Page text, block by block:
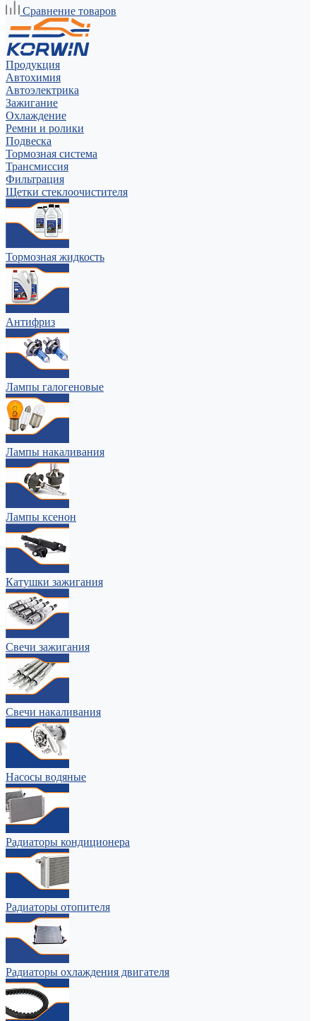
Сравнение товаров
Продукция
Автохимия
Автоэлектрика
Зажигание
Охлаждение
Ремни и ролики
Подвеска
Тормозная система
Трансмиссия
Фильтрация
Щетки стеклоочистителя
Тормозная жидкость
Антифриз
Лампы галогеновые
Лампы накаливания
Лампы ксенон
Катушки зажигания
Свечи зажигания
Свечи накаливания
Насосы водяные
Радиаторы кондиционера
Радиаторы отопителя
Радиаторы охлаждения двигателя